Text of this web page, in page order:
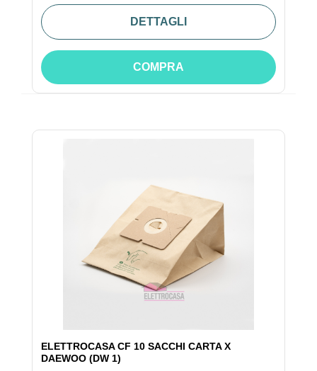
DETTAGLI
COMPRA
ELETTROCASA CF 10 SACCHI CARTA X
DAEWOO (DW 1)